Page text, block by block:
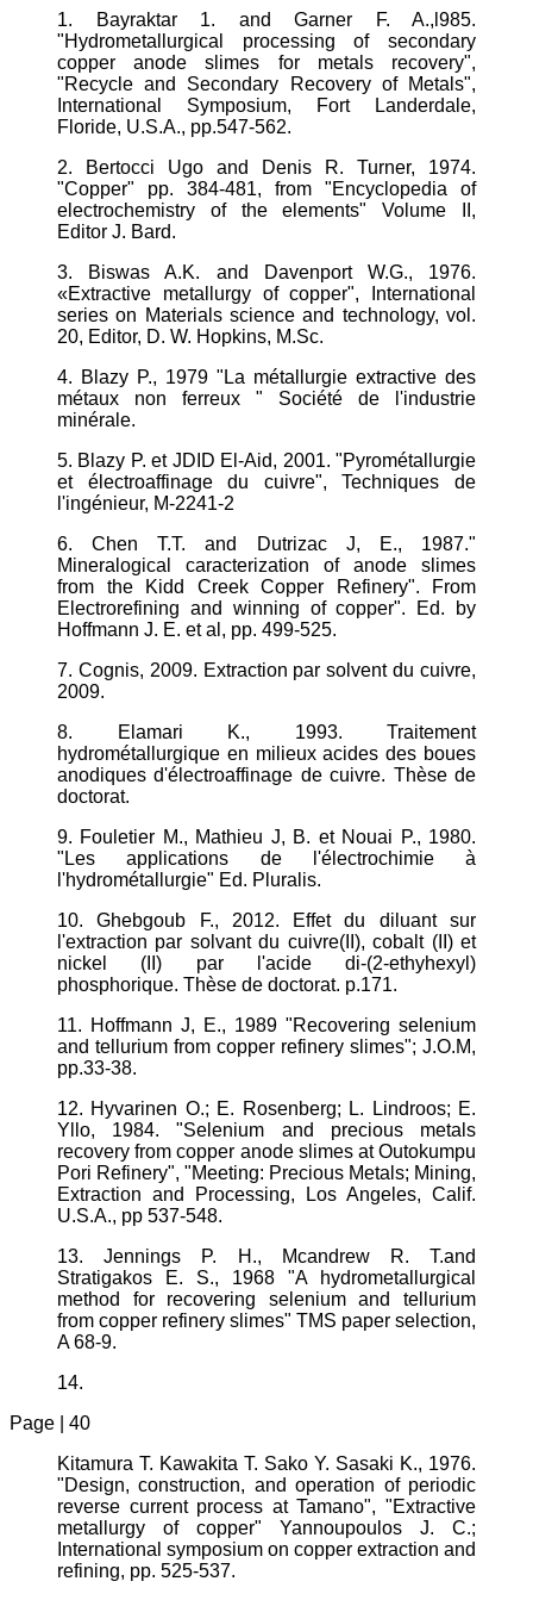
1. Bayraktar 1. and Garner F. A.,l985.
"Hydrometallurgical processing of secondary
copper anode slimes for metals recovery",
"Recycle and Secondary Recovery of Metals",
International Symposium, Fort Landerdale,
Floride, U.S.A., pp.547-562.
2. Bertocci Ugo and Denis R. Turner, 1974.
"Copper" pp. 384-481, from "Encyclopedia of
electrochemistry of the elements" Volume II,
Editor J. Bard.
3. Biswas A.K. and Davenport W.G., 1976.
«Extractive metallurgy of copper", International
series on Materials science and technology, vol.
20, Editor, D. W. Hopkins, M.Sc.
4. Blazy P., 1979 "La métallurgie extractive des
métaux non ferreux " Société de l'industrie
minérale.
5. Blazy P. et JDID El-Aid, 2001. "Pyrométallurgie
et électroaffinage du cuivre", Techniques de
l'ingénieur, M-2241-2
6. Chen T.T. and Dutrizac J, E., 1987."
Mineralogical caracterization of anode slimes
from the Kidd Creek Copper Refinery". From
Electrorefining and winning of copper". Ed. by
Hoffmann J. E. et al, pp. 499-525.
7. Cognis, 2009. Extraction par solvent du cuivre,
2009.
8. Elamari K., 1993. Traitement
hydrométallurgique en milieux acides des boues
anodiques d'électroaffinage de cuivre. Thèse de
doctorat.
9. Fouletier M., Mathieu J, B. et Nouai P., 1980.
"Les applications de l'électrochimie à
l'hydrométallurgie" Ed. Pluralis.
10. Ghebgoub F., 2012. Effet du diluant sur
l'extraction par solvant du cuivre(II), cobalt (II) et
nickel (II) par l'acide di-(2-ethyhexyl)
phosphorique. Thèse de doctorat. p.171.
11. Hoffmann J, E., 1989 "Recovering selenium
and tellurium from copper refinery slimes"; J.O.M,
pp.33-38.
12. Hyvarinen O.; E. Rosenberg; L. Lindroos; E.
Yllo, 1984. "Selenium and precious metals
recovery from copper anode slimes at Outokumpu
Pori Refinery", "Meeting: Precious Metals; Mining,
Extraction and Processing, Los Angeles, Calif.
U.S.A., pp 537-548.
13. Jennings P. H., Mcandrew R. T.and
Stratigakos E. S., 1968 "A hydrometallurgical
method for recovering selenium and tellurium
from copper refinery slimes" TMS paper selection,
A 68-9.
14.
Page | 40
Kitamura T. Kawakita T. Sako Y. Sasaki K., 1976.
"Design, construction, and operation of periodic
reverse current process at Tamano", "Extractive
metallurgy of copper" Yannoupoulos J. C.;
International symposium on copper extraction and
refining, pp. 525-537.